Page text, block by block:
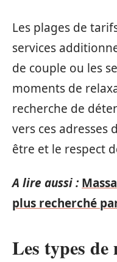
Les plages de
services
de couple ou les
moments de
recherche de
vers ces adresses
être et le respect
A lire aussi :
plus recherché
Les types de